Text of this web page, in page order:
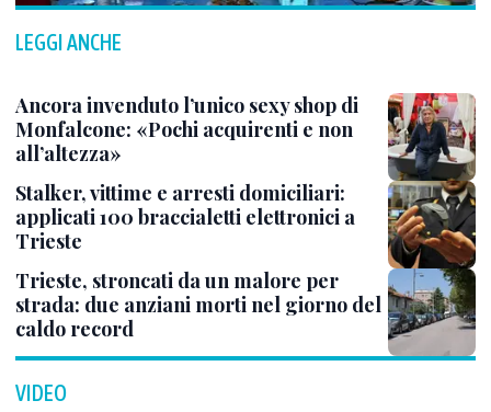
LEGGI ANCHE
Ancora invenduto l’unico sexy shop di
Monfalcone: «Pochi acquirenti e non
all’altezza»
Stalker, vittime e arresti domiciliari:
applicati 100 braccialetti elettronici a
Trieste
Trieste, stroncati da un malore per
strada: due anziani morti nel giorno del
caldo record
VIDEO